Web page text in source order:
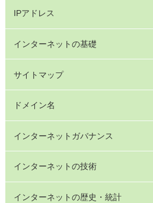
IPアドレス
インターネットの基礎
サイトマップ
ドメイン名
インターネットガバナンス
インターネットの技術
インターネットの歴史・統計